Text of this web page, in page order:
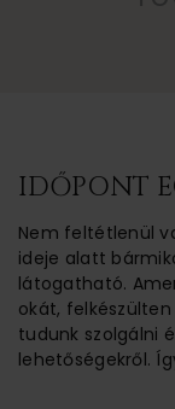
IDŐPONT
Nem feltétlenül
ideje alatt
látogatható.
okát,
tudunk szolgálni
lehetőségekről.